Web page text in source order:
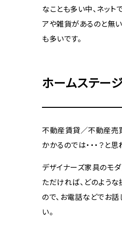
なことも多い中、ネッ
アや雑貨があるのと無
も多いです。
ホームステー
不動産賃貸／不動産売
かかるのでは・・・？と
デザイナーズ家具のモ
ただければ、どのよう
ので、お電話などでお
い。